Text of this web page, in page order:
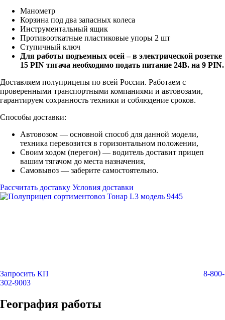
Манометр
Корзина под два запасных колеса
Инструментальный ящик
Противооткатные пластиковые упоры 2 шт
Ступичный ключ
Для работы подъемных осей – в электрической розетке
15 PIN тягача необходимо подать питание 24В. на 9 PIN.
Доставляем полуприцепы по всей России. Работаем с
проверенными транспортными компаниями и автовозами,
гарантируем сохранность техники и соблюдение сроков.
Способы доставки:
Автовозом — основной способ для данной модели,
техника перевозится в горизонтальном положении,
Своим ходом (перегон) — водитель доставит прицеп
вашим тягачом до места назначения,
Самовывоз — заберите самостоятельно.
Рассчитать доставку Условия доставки
Запросить КП
8-800-
302-9003
География работы